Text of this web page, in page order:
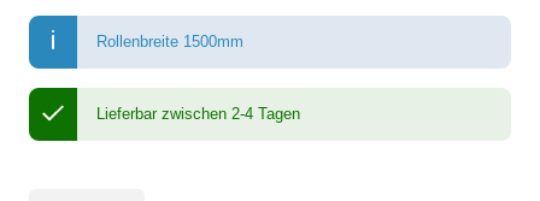
Rollenbreite 1500mm
Lieferbar zwischen 2-4 Tagen